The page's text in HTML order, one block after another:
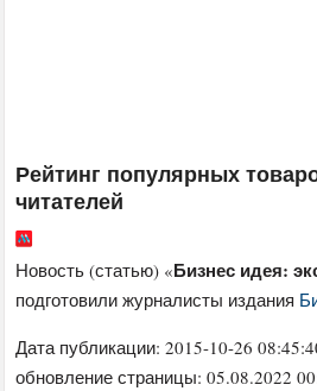
Рейтинг популярных
читателей
Новость (статью) «Бизнес идея:
подготовили журналисты издания
Дата публикации:2015-10-26
обновление страницы: 05.08.2022